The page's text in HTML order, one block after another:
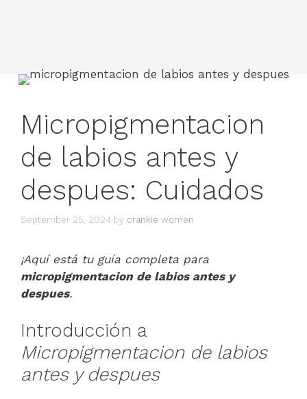
Micropigmentacion
de labios antes y
despues: Cuidados
September 25, 2024 by crankie women
¡Aquí está tu guía completa para
micropigmentacion de labios antes y
despues.
Introducción a
Micropigmentacion de labios
antes y despues